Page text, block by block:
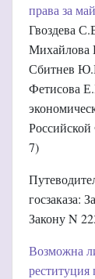
права за
Гвоздева
Михайлова
Сбитнев
Фетисова
7)
госзаказа:
Закону N
Возможна
реституция